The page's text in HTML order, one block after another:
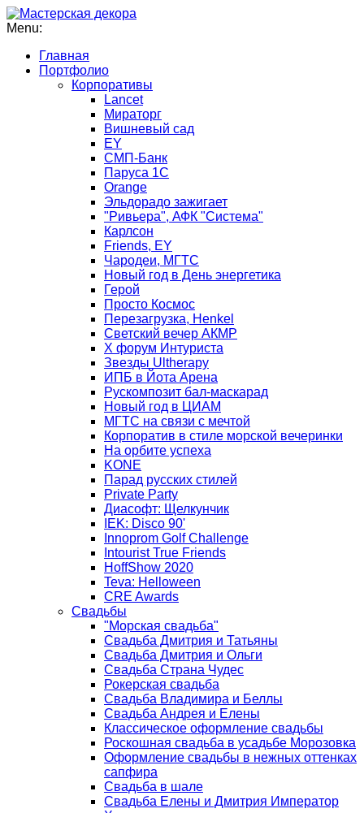
Menu:
Главная
Портфолио
Корпоративы
Lancet
Мираторг
Вишневый сад
EY
СМП-Банк
Паруса 1С
Orange
Эльдорадо зажигает
"Ривьера", АФК "Система"
Карлсон
Friends, EY
Чародеи, МГТС
Новый год в День энергетика
Герой
Просто Космос
Перезагрузка, Henkel
Светский вечер АКМР
Х форум Интуриста
Звезды Ultherapy
ИПБ в Йота Арена
Рускомпозит бал-маскарад
Новый год в ЦИАМ
МГТС на связи с мечтой
Корпоратив в стиле морской вечеринки
На орбите успеха
KONE
Парад русских стилей
Private Party
Диасофт: Щелкунчик
IEK: Disco 90'
Innoprom Golf Challenge
Intourist True Friends
HoffShow 2020
Teva: Helloween
CRE Awards
Свадьбы
"Морская свадьба"
Свадьба Дмитрия и Татьяны
Свадьба Дмитрия и Ольги
Свадьба Страна Чудес
Рокерская свадьба
Свадьба Владимира и Беллы
Свадьба Андрея и Елены
Классическое оформление свадьбы
Роскошная свадьба в усадьбе Морозовка
Оформление свадьбы в нежных оттенках
сапфира
Свадьба в шале
Свадьба Елены и Дмитрия Император